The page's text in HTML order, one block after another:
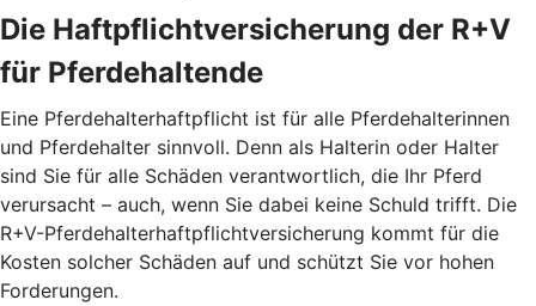
Die Haftpflichtversicherung der R+V
für Pferdehaltende
Eine Pferdehalterhaftpflicht ist für alle Pferdehalterinnen
und Pferdehalter sinnvoll. Denn als Halterin oder Halter
sind Sie für alle Schäden verantwortlich, die Ihr Pferd
verursacht – auch, wenn Sie dabei keine Schuld trifft. Die
R+V-Pferdehalterhaftpflichtversicherung kommt für die
Kosten solcher Schäden auf und schützt Sie vor hohen
Forderungen.